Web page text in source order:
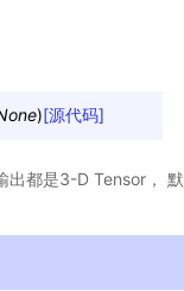
)[源代码]
出都是3-D Tensor， 默